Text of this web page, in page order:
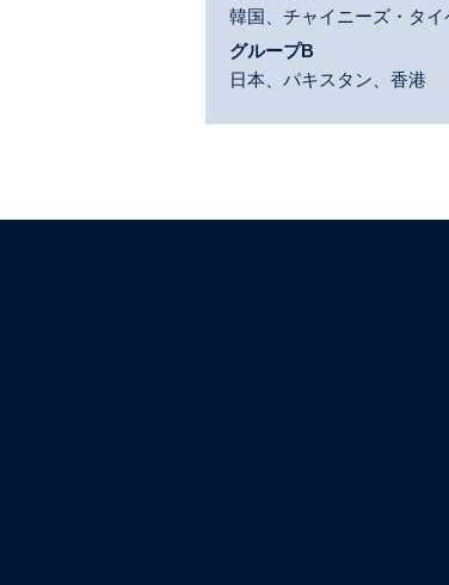
韓国、チャイニーズ・タ
グループB
日本、パキスタン、香港